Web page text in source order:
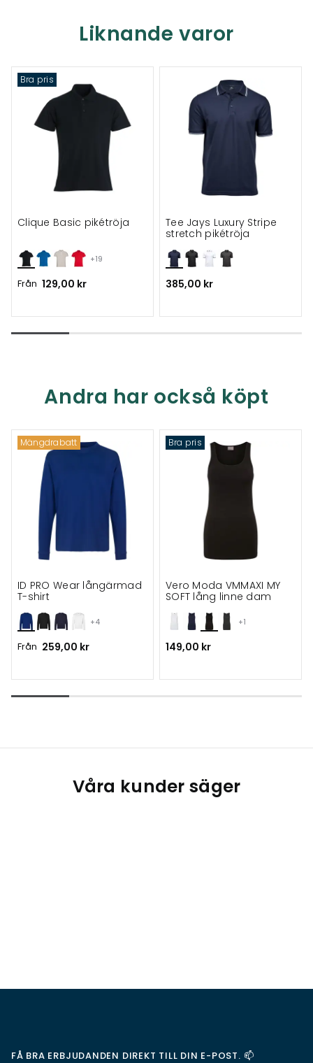
Liknande varor
Bra pris
+19
Clique Basic pikétröja
Från 129,00 kr
Tee Jays Luxury Stripe
stretch pikétröja
385,00 kr
Andra har också köpt
Mängdrabatt
+4
ID PRO Wear långärmad
T-shirt
Från 259,00 kr
Bra pris
+1
Vero Moda VMMAXI MY
SOFT lång linne dam
149,00 kr
Våra kunder säger
FÅ BRA ERBJUDANDEN DIREKT TILL DIN E-POST. 📫